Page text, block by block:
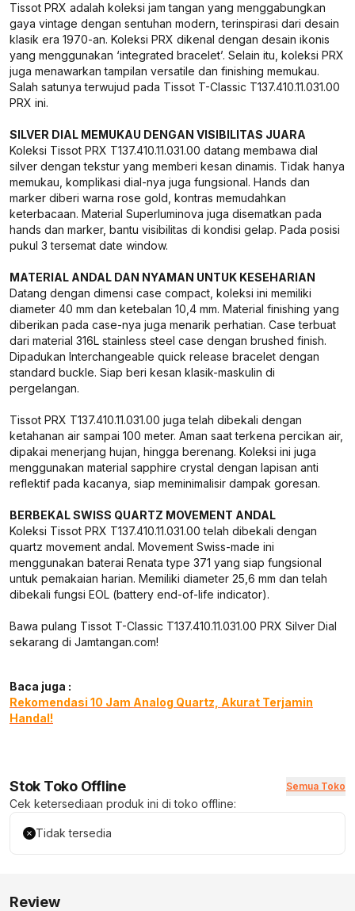
Tissot PRX adalah koleksi jam tangan yang menggabungkan
gaya vintage dengan sentuhan modern, terinspirasi dari desain
klasik era 1970-an. Koleksi PRX dikenal dengan desain ikonis
yang menggunakan ‘integrated bracelet’. Selain itu, koleksi PRX
juga menawarkan tampilan versatile dan finishing memukau.
Salah satunya terwujud pada Tissot T-Classic T137.410.11.031.00
PRX ini.
SILVER DIAL MEMUKAU DENGAN VISIBILITAS JUARA
Koleksi Tissot PRX T137.410.11.031.00 datang membawa dial
silver dengan tekstur yang memberi kesan dinamis. Tidak hanya
memukau, komplikasi dial-nya juga fungsional. Hands dan
marker diberi warna rose gold, kontras memudahkan
keterbacaan. Material Superluminova juga disematkan pada
hands dan marker, bantu visibilitas di kondisi gelap. Pada posisi
pukul 3 tersemat date window.
MATERIAL ANDAL DAN NYAMAN UNTUK KESEHARIAN
Datang dengan dimensi case compact, koleksi ini memiliki
diameter 40 mm dan ketebalan 10,4 mm. Material finishing yang
diberikan pada case-nya juga menarik perhatian. Case terbuat
dari material 316L stainless steel case dengan brushed finish.
Dipadukan Interchangeable quick release bracelet dengan
standard buckle. Siap beri kesan klasik-maskulin di
pergelangan.
Tissot PRX T137.410.11.031.00 juga telah dibekali dengan
ketahanan air sampai 100 meter. Aman saat terkena percikan air,
dipakai menerjang hujan, hingga berenang. Koleksi ini juga
menggunakan material sapphire crystal dengan lapisan anti
reflektif pada kacanya, siap meminimalisir dampak goresan.
BERBEKAL SWISS QUARTZ MOVEMENT ANDAL
Koleksi Tissot PRX T137.410.11.031.00 telah dibekali dengan
quartz movement andal. Movement Swiss-made ini
menggunakan baterai Renata type 371 yang siap fungsional
untuk pemakaian harian. Memiliki diameter 25,6 mm dan telah
dibekali fungsi EOL (battery end-of-life indicator).
Bawa pulang Tissot T-Classic T137.410.11.031.00 PRX Silver Dial
sekarang di Jamtangan.com!
Baca juga :
Rekomendasi 10 Jam Analog Quartz, Akurat Terjamin
Handal!
Stok Toko Offline Semua Toko
Cek ketersediaan produk ini di toko offline:
Tidak tersedia
Review